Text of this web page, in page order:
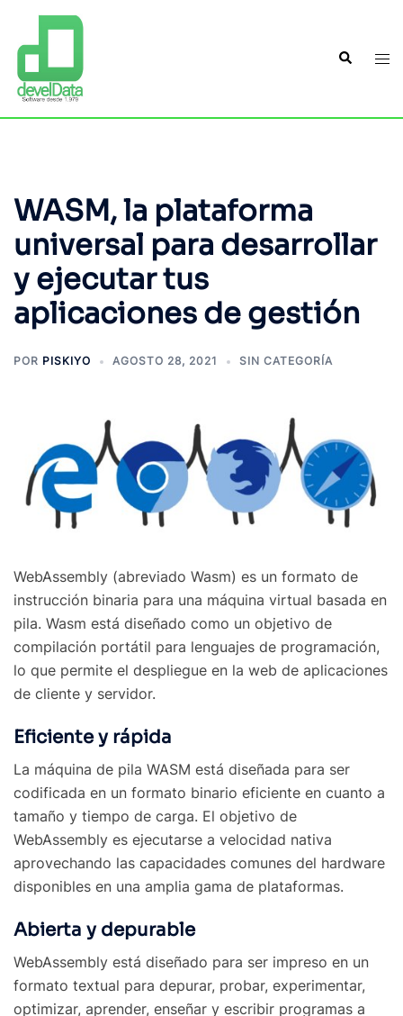
WASM, la plataforma
universal para desarrollar
y ejecutar tus
aplicaciones de gestión
POR PISKIYO AGOSTO 28, 2021 SIN CATEGORÍA
WebAssembly (abreviado Wasm) es un formato de
instrucción binaria para una máquina virtual basada en
pila. Wasm está diseñado como un objetivo de
compilación portátil para lenguajes de programación,
lo que permite el despliegue en la web de aplicaciones
de cliente y servidor.
Eficiente y rápida
La máquina de pila WASM está diseñada para ser
codificada en un formato binario eficiente en cuanto a
tamaño y tiempo de carga. El objetivo de
WebAssembly es ejecutarse a velocidad nativa
aprovechando las capacidades comunes del hardware
disponibles en una amplia gama de plataformas.
Abierta y depurable
WebAssembly está diseñado para ser impreso en un
formato textual para depurar, probar, experimentar,
optimizar, aprender, enseñar y escribir programas a